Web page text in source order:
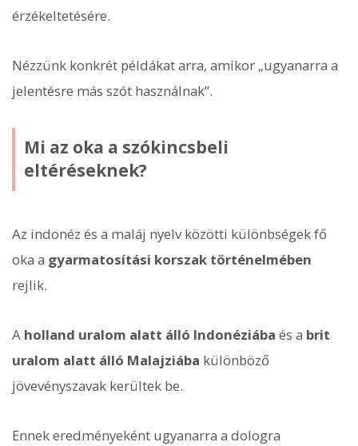
érzékeltetésére.
Nézzünk konkrét példákat arra, amikor „ugyanarra a
jelentésre más szót használnak”.
Mi az oka a szókincsbeli
eltéréseknek?
Az indonéz és a maláj nyelv közötti különbségek fő
oka a gyarmatosítási korszak történelmében
rejlik.
A holland uralom alatt álló Indonéziába és a brit
uralom alatt álló Malajziába különböző
jövevényszavak kerültek be.
Ennek eredményeként ugyanarra a dologra